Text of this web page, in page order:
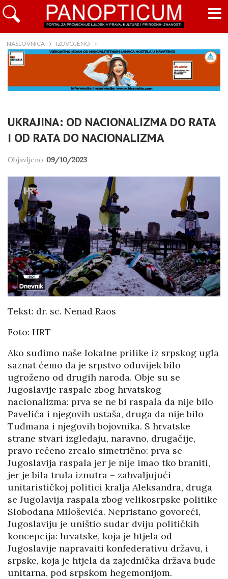
NASLOVNICA IZDVOJENO
UKRAJINA: OD NACIONALIZMA DO RATA
I OD RATA DO NACIONALIZMA
Objavljeno 09/10/2023
Tekst: dr. sc. Nenad Raos
Foto: HRT
Ako sudimo naše lokalne prilike iz srpskog ugla
saznat ćemo da je srpstvo oduvijek bilo
ugroženo od drugih naroda. Obje su se
Jugoslavije raspale zbog hrvatskog
nacionalizma: prva se ne bi raspala da nije bilo
Pavelića i njegovih ustaša, druga da nije bilo
Tuđmana i njegovih bojovnika. S hrvatske
strane stvari izgledaju, naravno, drugačije,
pravo rečeno zrcalo simetrično: prva se
Jugoslavija raspala jer je nije imao tko braniti,
jer je bila trula iznutra – zahvaljujući
unitarističkoj politici kralja Aleksandra, druga
se Jugolavija raspala zbog velikosrpske politike
Slobodana Miloševića. Nepristano govoreći,
Jugoslaviju je uništio sudar dviju političkih
koncepcija: hrvatske, koja je htjela od
Jugoslavije napravaiti konfederativu državu, i
srpske, koja je htjela da zajednička država bude
unitarna, pod srpskom hegemonijom.